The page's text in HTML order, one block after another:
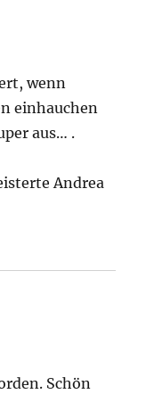
wenn
einhauchen
aus… .
Andrea
Schön